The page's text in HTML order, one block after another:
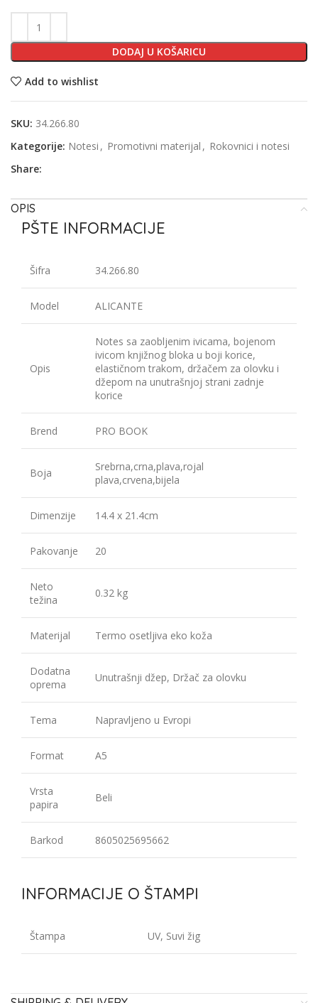
DODAJ U KOŠARICU
Add to wishlist
SKU: 34.266.80
Kategorije: Notesi , Promotivni materijal , Rokovnici i notesi
Share:
OPIS
PŠTE INFORMACIJE
Šifra 34.266.80
Model ALICANTE
Opis
Notes sa zaobljenim ivicama, bojenom
ivicom knjižnog bloka u boji korice,
elastičnom trakom, držačem za olovku i
džepom na unutrašnjoj strani zadnje
korice
Brend PRO BOOK
Boja
Srebrna,crna,plava,rojal
plava,crvena,bijela
Dimenzije 14.4 x 21.4cm
Pakovanje 20
Neto
težina
0.32 kg
Materijal Termo osetljiva eko koža
Dodatna
oprema
Unutrašnji džep, Držač za olovku
Tema Napravljeno u Evropi
Format A5
Vrsta
papira
Beli
Barkod 8605025695662
INFORMACIJE O ŠTAMPI
Štampa UV, Suvi žig